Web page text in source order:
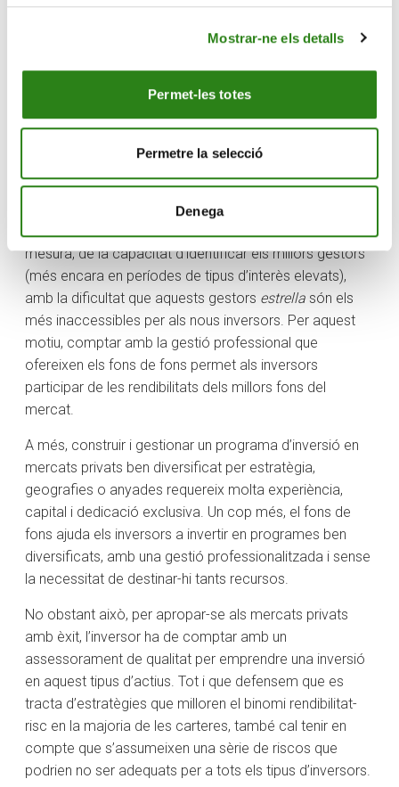
Mostrar-ne els detalls
Permet-les totes
Permetre la selecció
Denega
cinc bilions de dòlars dels EUA i, segons el proveïdor de
tipus de vehicle ofereix a l’inversor accés a una cartera
de diversos fons, la qual cosa afavoreix la
diversificació i dona accés a fons generalment
L’èxit en les estratègies deprivate equitydepèn, en gran
mesura, de la capacitat d’identificar els millors gestors
(més encara en períodes de tipus d’interès elevats),
amb la dificultat que aquests gestors estrella són els
més inaccessibles per als nous inversors. Per aquest
motiu, comptar amb la gestió professional que
ofereixen els fons de fons permet als inversors
participar de les rendibilitats dels millors fons del
mercat.
A més, construir i gestionar un programa d’inversió en
mercats privats ben diversificat per estratègia,
geografies o anyades requereix molta experiència,
capital i dedicació exclusiva. Un cop més, el fons de
fons ajuda els inversors a invertir en programes ben
diversificats, amb una gestió professionalitzada i sense
la necessitat de destinar-hi tants recursos.
No obstant això, per apropar-se als mercats privats
amb èxit, l’inversor ha de comptar amb un
assessorament de qualitat per emprendre una inversió
en aquest tipus d’actius. Tot i que defensem que es
tracta d’estratègies que milloren el binomi rendibilitat-
risc en la majoria de les carteres, també cal tenir en
compte que s’assumeixen una sèrie de riscos que
podrien no ser adequats per a tots els tipus d’inversors.